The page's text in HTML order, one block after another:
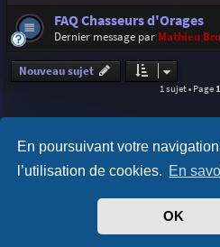
En poursuivant votre
l’utilisation de cookies. En
OK
FAQ Chasseurs d'Orages
Dernier message par Mathieu
Nouveau sujet
1 sujet • Page1
Accueil Index du forum
Purplexion style by
phpBB® Forum
Traduit par